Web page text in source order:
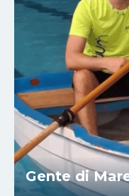
Gente di